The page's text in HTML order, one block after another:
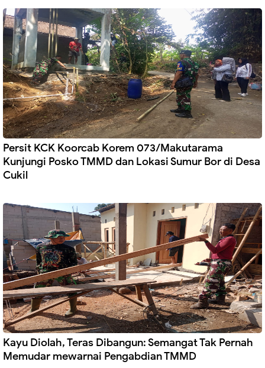
Persit KCK Koorcab Korem 073/Makutarama
Kunjungi Posko TMMD dan Lokasi Sumur Bor di Desa
Cukil
Kayu Diolah, Teras Dibangun: Semangat Tak Pernah
Memudar mewarnai Pengabdian TMMD